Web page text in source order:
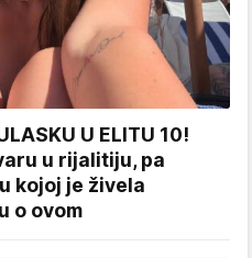
U ELITU 10!
u rijalitiju, pa
kojoj je živela
o ovom